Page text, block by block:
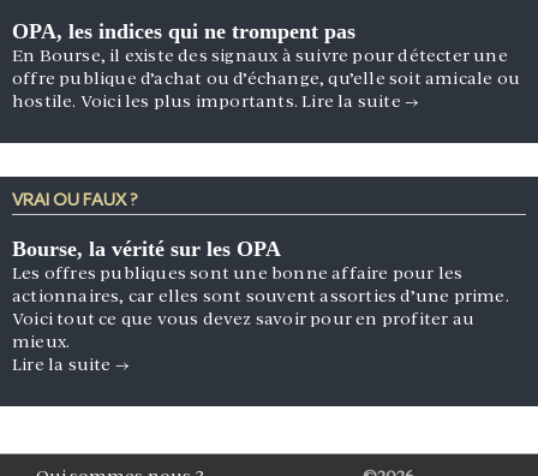
OPA, les indices qui ne trompent pas
En Bourse, il existe des signaux à suivre pour détecter une
offre publique d’achat ou d’échange, qu’elle soit amicale ou
hostile. Voici les plus importants.Lire la suite →
VRAI OU FAUX ?
Bourse, la vérité sur les OPA
Les offres publiques sont une bonne affaire pour les
actionnaires, car elles sont souvent assorties d’une prime.
Voici tout ce que vous devez savoir pour en profiter au
mieux.
Lire la suite →